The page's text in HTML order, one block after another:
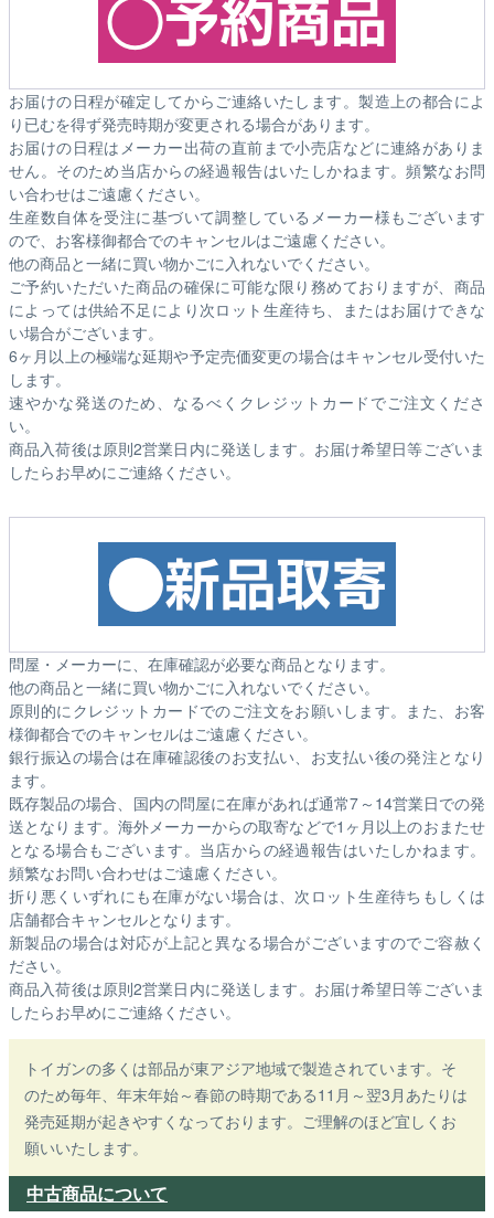
お届けの日程が確定してからご連絡いたします。製造上の都合によ
り已むを得ず発売時期が変更される場合があります。
お届けの日程はメーカー出荷の直前まで小売店などに連絡がありま
せん。そのため当店からの経過報告はいたしかねます。頻繁なお問
い合わせはご遠慮ください。
生産数自体を受注に基づいて調整しているメーカー様もございます
ので、お客様御都合でのキャンセルはご遠慮ください。
他の商品と一緒に買い物かごに入れないでください。
ご予約いただいた商品の確保に可能な限り務めておりますが、商品
によっては供給不足により次ロット生産待ち、またはお届けできな
い場合がございます。
6ヶ月以上の極端な延期や予定売価変更の場合はキャンセル受付いた
します。
速やかな発送のため、なるべくクレジットカードでご注文くださ
い。
商品入荷後は原則2営業日内に発送します。お届け希望日等ございま
したらお早めにご連絡ください。
問屋・メーカーに、在庫確認が必要な商品となります。
他の商品と一緒に買い物かごに入れないでください。
原則的にクレジットカードでのご注文をお願いします。また、お客
様御都合でのキャンセルはご遠慮ください。
銀行振込の場合は在庫確認後のお支払い、お支払い後の発注となり
ます。
既存製品の場合、国内の問屋に在庫があれば通常7～14営業日での発
送となります。海外メーカーからの取寄などで1ヶ月以上のおまたせ
となる場合もございます。 当店からの経過報告はいたしかねます。
頻繁なお問い合わせはご遠慮ください。
折り悪くいずれにも在庫がない場合は、次ロット生産待ちもしくは
店舗都合キャンセルとなります。
新製品の場合は対応が上記と異なる場合がございますのでご容赦く
ださい。
商品入荷後は原則2営業日内に発送します。お届け希望日等ございま
したらお早めにご連絡ください。
トイガンの多くは部品が東アジア地域で製造されています。そ
のため毎年、年末年始～春節の時期である11月～翌3月あたりは
発売延期が起きやすくなっております。ご理解のほど宜しくお
願いいたします。
中古商品について